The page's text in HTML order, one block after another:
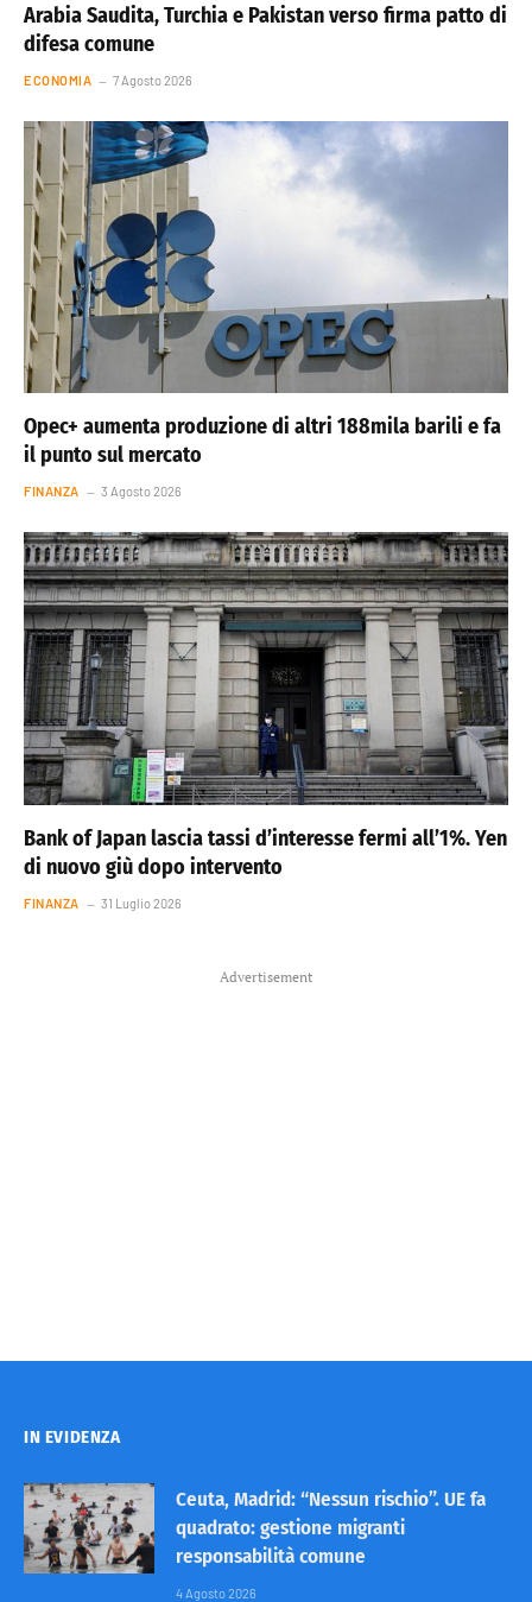
Arabia Saudita, Turchia e Pakistan verso firma patto di
difesa comune
ECONOMIA 7 Agosto 2026
Opec+ aumenta produzione di altri 188mila barili e fa
il punto sul mercato
FINANZA 3 Agosto 2026
Bank of Japan lascia tassi d’interesse fermi all’1%. Yen
di nuovo giù dopo intervento
FINANZA 31 Luglio 2026
Advertisement
IN EVIDENZA
Ceuta, Madrid: “Nessun rischio”. UE fa
quadrato: gestione migranti
responsabilità comune
4 Agosto 2026